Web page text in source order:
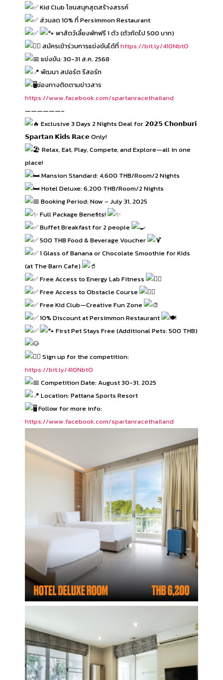
Kid Club โซนสนุกสุดสร้างสรรค์
ส่วนลด 10% ที่ Persimmon Restaurant
พาสัตว์เลี้ยงพักฟรี 1 ตัว (ตัวถัดไป 500 บาท)
สมัครเข้าร่วมการแข่งขันได้ที่https://bit.ly/410NbtO
แข่งขัน: 30-31 ส.ค. 2568
พัฒนา สปอร์ต รีสอร์ท
ช่องทางติดตามข่าวสาร
https://www.facebook.com/spartanracethailand
——————–
Exclusive 3 Days 2 Nights Deal for 𝟮𝟬𝟮𝟱 𝗖𝗵𝗼𝗻𝗯𝘂𝗿𝗶
𝗦𝗽𝗮𝗿𝘁𝗮𝗻 𝗞𝗶𝗱𝘀 𝗥𝗮𝗰𝗲 Only!
Relax, Eat, Play, Compete, and Explore—all in one
place!
Mansion Standard: 4,600 THB/Room/2 Nights
Hotel Deluxe: 6,200 THB/Room/2 Nights
Booking Period: Now – July 31, 2025
Full Package Benefits!
Buffet Breakfast for 2 people
500 THB Food & Beverage Voucher
1 Glass of Banana or Chocolate Smoothie for Kids
(at The Barn Cafe)
Free Access to Energy Lab Fitness
Free Access to Obstacle Course
Free Kid Club—Creative Fun Zone
10% Discount at Persimmon Restaurant
First Pet Stays Free (Additional Pets: 500 THB)
Sign up for the competition:
https://bit.ly/410NbtO
Competition Date: August 30-31, 2025
Location: Pattana Sports Resort
Follow for more info:
https://www.facebook.com/spartanracethailand